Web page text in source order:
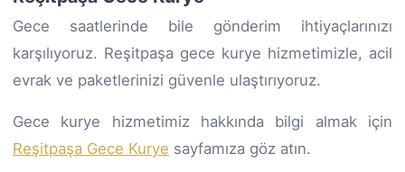
Gece saatlerinde bile gönderim ihtiyaçlarınızı
karşılıyoruz. Reşitpaşa gece kurye hizmetimizle, acil
evrak ve paketlerinizi güvenle ulaştırıyoruz.
Gece kurye hizmetimiz hakkında bilgi almak için
Reşitpaşa Gece Kurye sayfamıza göz atın.